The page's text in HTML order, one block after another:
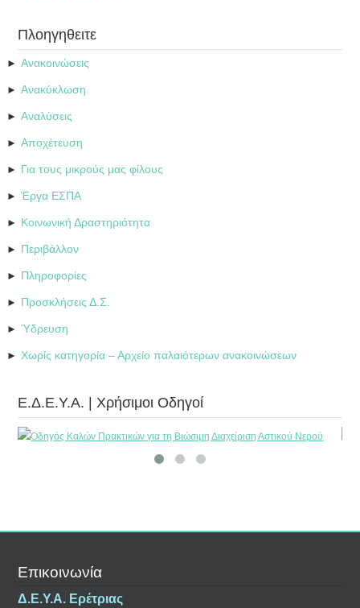
Πλοηγηθειτε
► Ανακοινώσεις
► Ανακύκλωση
► Αναλύσεις
► Αποχέτευση
► Για τους μικρούς μας φίλους
► Έργα ΕΣΠΑ
► Κοινωνική Δραστηριότητα
► Περιβάλλον
► Πληροφορίες
► Προσκλήσεις Δ.Σ.
► Ύδρευση
► Χωρίς κατηγορία – Αρχείο παλαιότερων ανακοινώσεων
Ε.Δ.Ε.Υ.Α. | Χρήσιμοι Οδηγοί
Επικοινωνία
Δ.Ε.Υ.Α. Ερέτριας